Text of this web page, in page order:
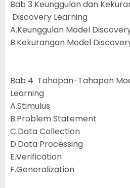
Bab 3 Keunggulan dan
Discovery Learning
A.Keunggulan Model
B.Kekurangan Model
Bab 4 Tahapan-Tahapan
Learning
A.Stimulus
B.Problem Statement
C.Data Collection
D.Data Processing
E.Verification
F.Generalization